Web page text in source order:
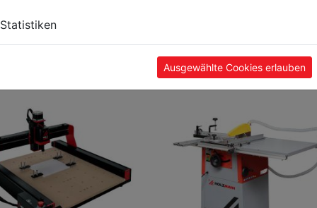
Statistiken
Ausgewählte Cookies erlauben